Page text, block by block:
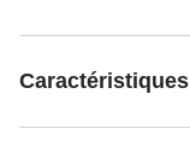
Caractéristiques